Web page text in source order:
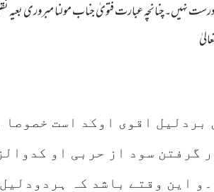
درست نہیں۔چنانچہ عبارت فتویٰ جناب مولنا مبروری
اقوی اوکد است خصوصا
گرفتن سود از حربی او
این وقتے باشد کہ ہردودلیل